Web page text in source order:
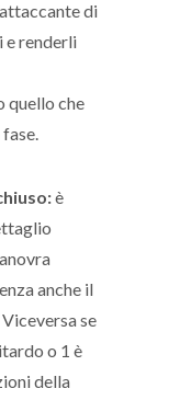
di
e renderli
quello che
è
anche il
se
o 1 è
della